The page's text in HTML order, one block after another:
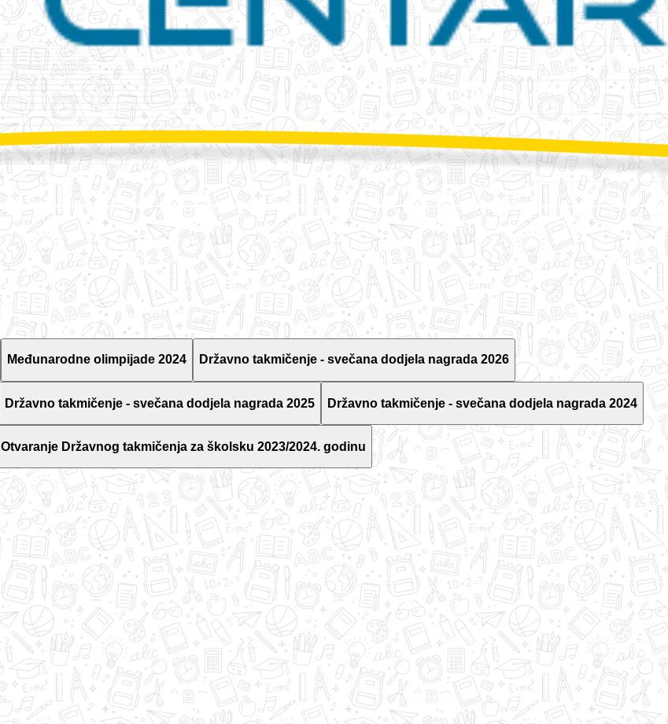
Međunarodne olimpijade 2024 Državno takmičenje - svečana dodjela nagrada 2026
Državno takmičenje - svečana dodjela nagrada 2025 Državno takmičenje - svečana dodjela nagrada 2024
Otvaranje Državnog takmičenja za školsku 2023/2024. godinu